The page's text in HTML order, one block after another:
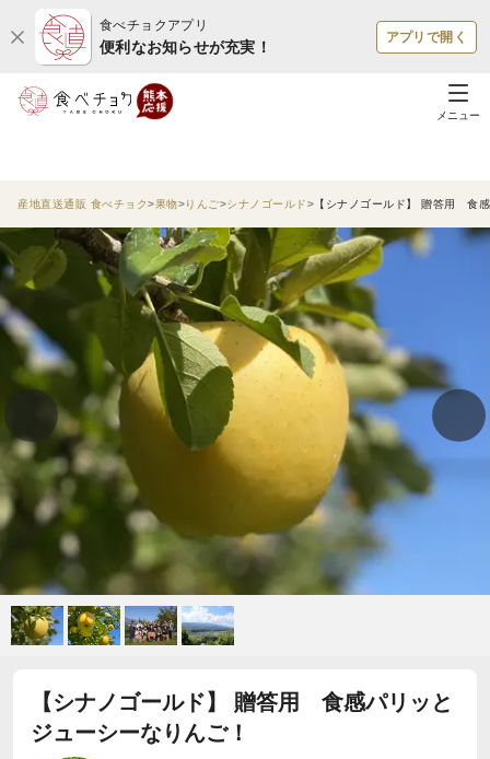
食べチョクアプリ
便利なお知らせが充実！
アプリで開く
メニュー
産地直送通販 食べチョク 果物 りんご シナノゴールド 【シナノゴールド】 贈答用 食
【シナノゴールド】 贈答用 食感パリッと
ジューシーなりんご！